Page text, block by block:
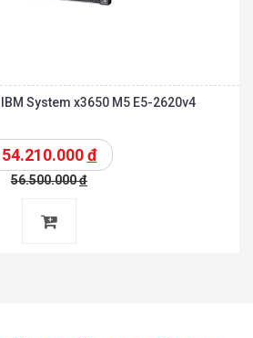
System x3650 M5 E5-2620v4
54.210.000đ
56.500.000đ